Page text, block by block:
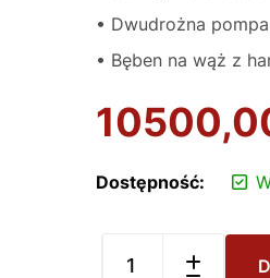
• Dwudrożna pompa
• Bęben na wąż z
Dostępność: